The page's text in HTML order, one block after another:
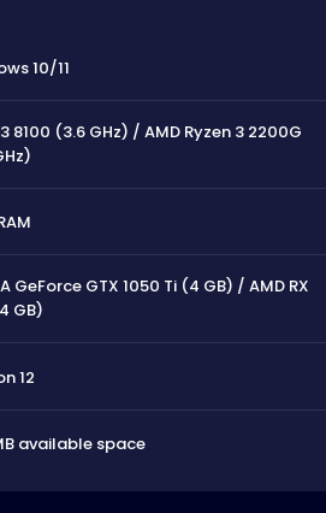
10/11
8100 (3.6 GHz) / AMD Ryzen 3 2200G
GeForce GTX 1050 Ti (4 GB) / AMD RX
GB)
12
available space